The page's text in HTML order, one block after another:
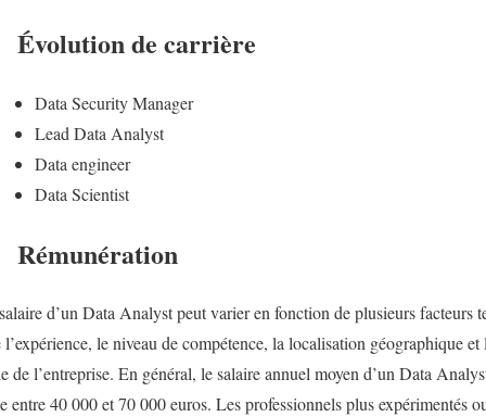
Évolution de carrière
Data Security Manager
Lead Data Analyst
Data engineer
Data Scientist
Rémunération
d’un Data Analyst peut varier en fonction de plusieurs facteurs
l’expérience, le niveau de compétence, la localisation géographique et
de l’entreprise. En général, le salaire annuel moyen d’un Data
entre 40 000 et 70 000 euros. Les professionnels plus expérimentés